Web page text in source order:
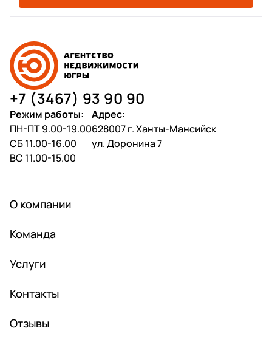
+7 (3467) 93 90 90
Режим работы:
ПН-ПТ 9.00-19.00
СБ 11.00-16.00
ВС 11.00-15.00
Адрес:
628007 г. Ханты-Мансийск
ул. Доронина 7
О компании
Команда
Услуги
Контакты
Отзывы